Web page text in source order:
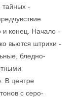
тайных -
и конец. Начало -
вьются штрихи -
бледно-
В центре
с серо-